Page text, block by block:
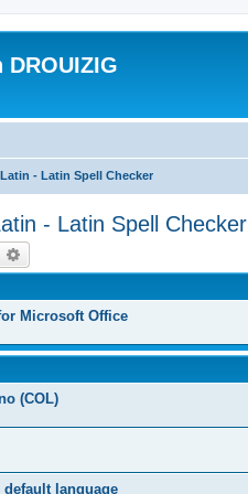
- Latin Spell Checker
- Latin Spell Checker
Rechercher
Microsoft Office
(COL)
default language